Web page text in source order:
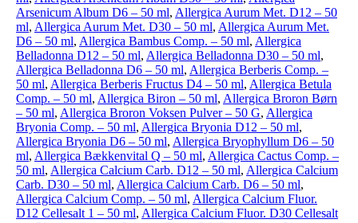
Arsenicum Album D6 – 50 ml, Allergica Aurum Met. D12 – 50
ml, Allergica Aurum Met. D30 – 50 ml, Allergica Aurum Met.
D6 – 50 ml, Allergica Bambus Comp. – 50 ml, Allergica
Belladonna D12 – 50 ml, Allergica Belladonna D30 – 50 ml,
Allergica Belladonna D6 – 50 ml, Allergica Berberis Comp. –
50 ml, Allergica Berberis Fructus D4 – 50 ml, Allergica Betula
Comp. – 50 ml, Allergica Biron – 50 ml, Allergica Broron Børn
– 50 ml, Allergica Broron Voksen Pulver – 50 G, Allergica
Bryonia Comp. – 50 ml, Allergica Bryonia D12 – 50 ml,
Allergica Bryonia D6 – 50 ml, Allergica Bryophyllum D6 – 50
ml, Allergica Bækkenvital Q – 50 ml, Allergica Cactus Comp. –
50 ml, Allergica Calcium Carb. D12 – 50 ml, Allergica Calcium
Carb. D30 – 50 ml, Allergica Calcium Carb. D6 – 50 ml,
Allergica Calcium Comp. – 50 ml, Allergica Calcium Fluor.
D12 Cellesalt 1 – 50 ml, Allergica Calcium Fluor. D30 Cellesalt